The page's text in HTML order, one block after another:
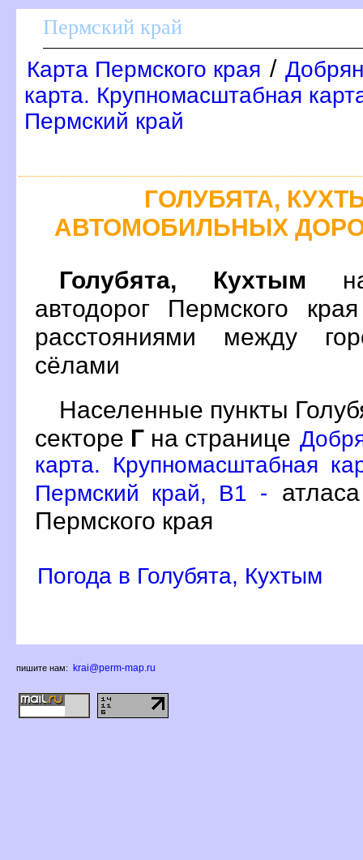
Пермский край
Карта Пермского края /
карта. Крупномасштабная
Пермский край
ГОЛУБЯТА,
АВТОМОБИЛЬНЫХ
Голубята, Кухтым на
автодорог Пермского
расстояниями между
сёлами
Населенные пункты
секторе Г на странице
карта. Крупномасштабная
Пермский край, B1 -
Пермского края
Погода в Голубята, Кухтым
пишите нам: krai@perm-map.ru